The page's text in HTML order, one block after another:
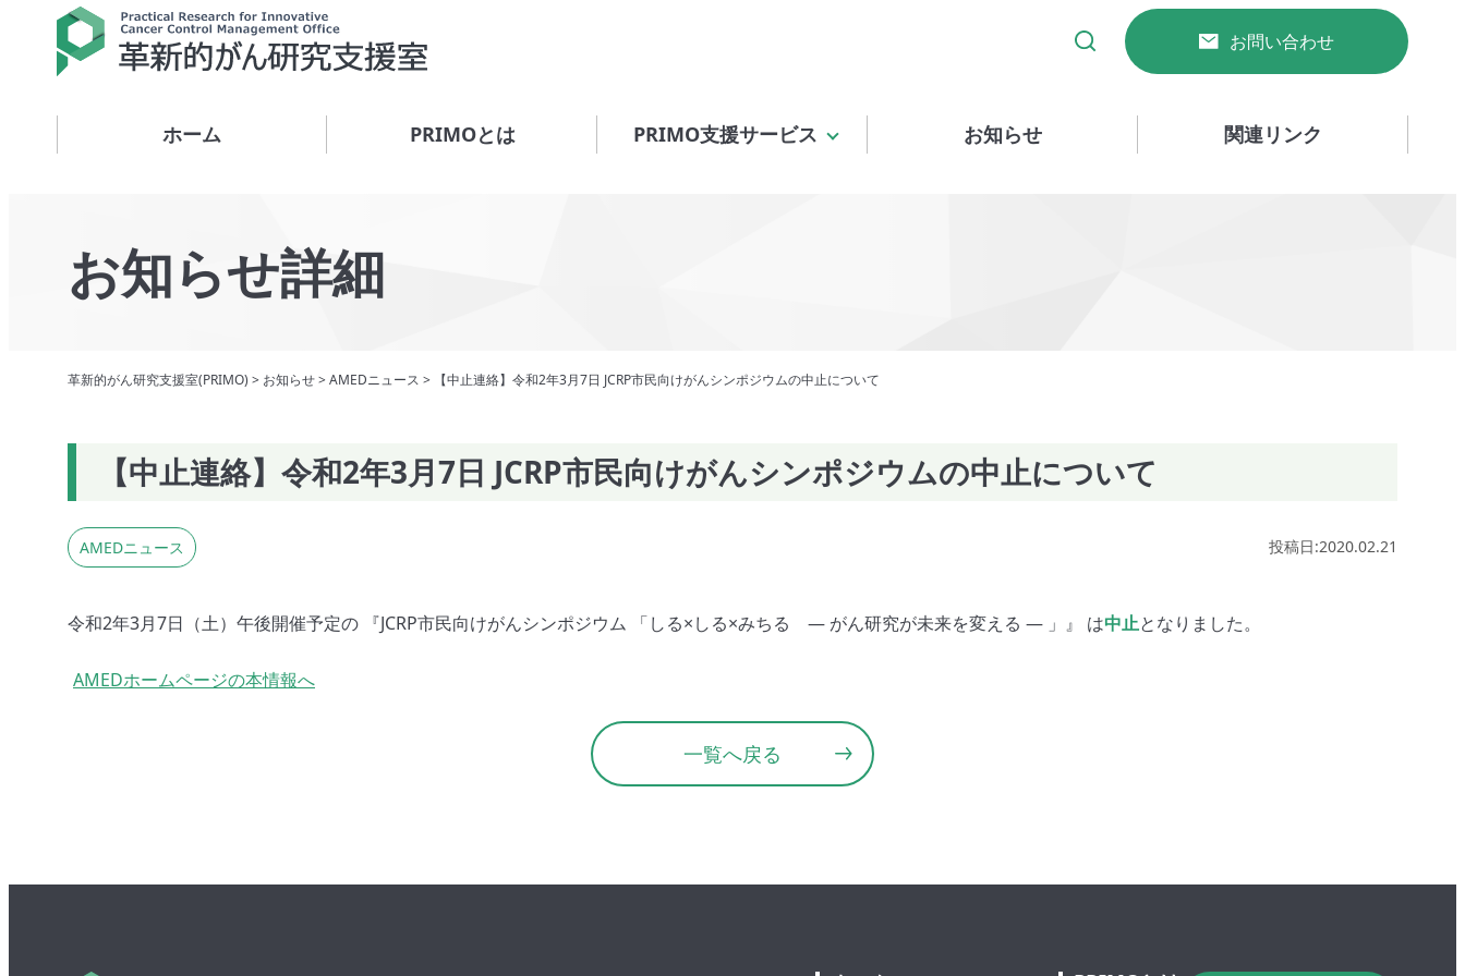
お問い合わせ
ホーム PRIMOとは PRIMO支援サービス お知らせ 関連リンク
お知らせ詳細
革新的がん研究支援室(PRIMO) > お知らせ>AMEDニュース > 【中止連絡】令和2年3月7日 JCRP市民向けがんシンポジウムの中止について
【中止連絡】令和2年3月7日 JCRP市民向けがんシンポジウムの中止について
AMEDニュース 投稿日:2020.02.21
令和2年3月7日（土）午後開催予定の 『JCRP市民向けがんシンポジウム 「しる×しる×みちる ― がん研究が未来を変える ― 」』 は中止となりました。
AMEDホームページの本情報へ
一覧へ戻る